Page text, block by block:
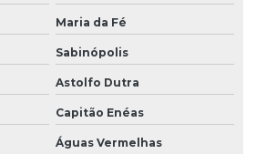
Maria da Fé
Sabinópolis
Astolfo Dutra
Capitão Enéas
Águas Vermelhas